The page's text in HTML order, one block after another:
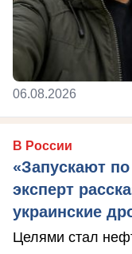
06.08.2026
В России
«Запускают
эксперт
украинские
Целями стал